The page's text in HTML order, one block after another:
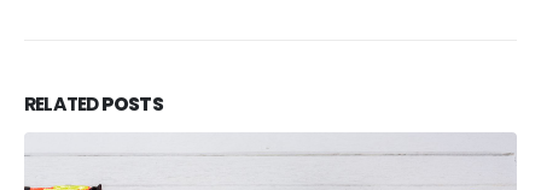
RELATEDPOSTS